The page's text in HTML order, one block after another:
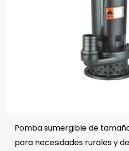
Pomba sumergible de
para necesidades rurales y